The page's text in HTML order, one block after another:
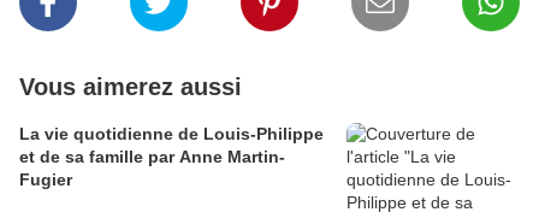
Vous aimerez aussi
La vie quotidienne de Louis-Philippe
et de sa famille par Anne Martin-
Fugier